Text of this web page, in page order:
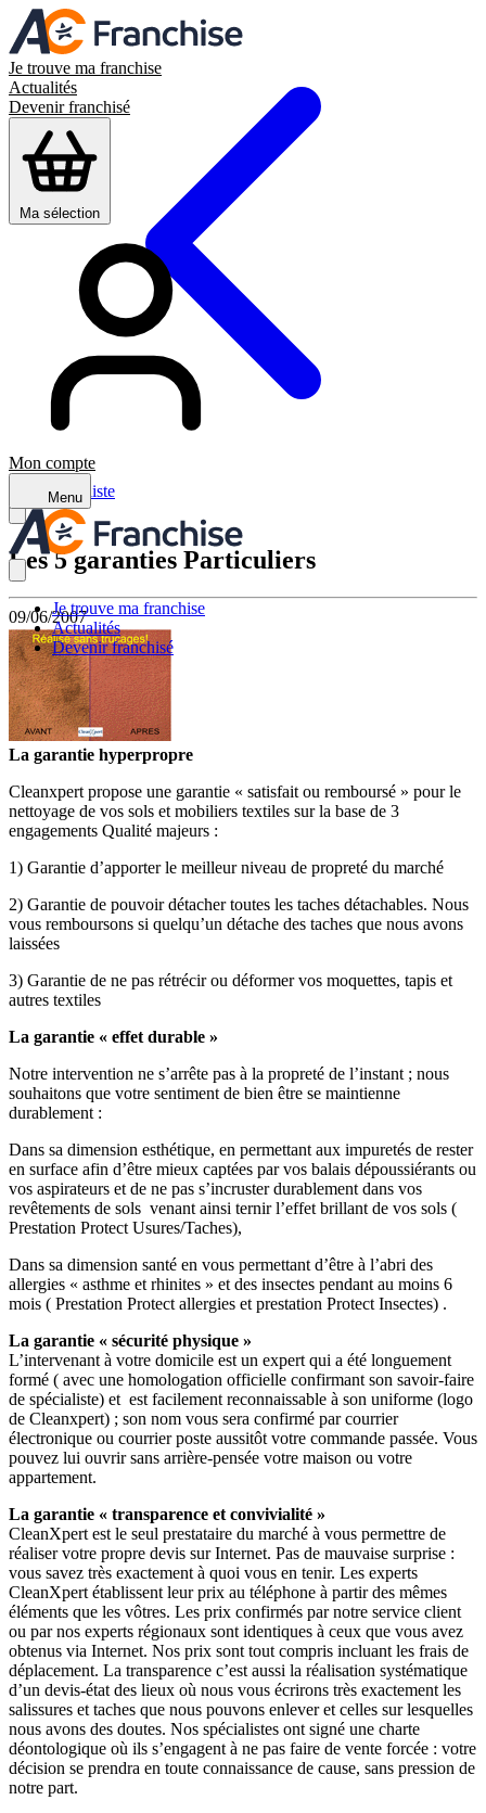
Je trouve ma franchise
Actualités
Devenir franchisé
Ma sélection
Mon compte
Menu
Je trouve ma franchise
Actualités
Devenir franchisé
Retour à la liste
Les 5 garanties Particuliers
09/06/2007
La garantie hyperpropre
Cleanxpert propose une garantie « satisfait ou remboursé » pour le
nettoyage de vos sols et mobiliers textiles sur la base de 3
engagements Qualité majeurs :
1) Garantie d’apporter le meilleur niveau de propreté du marché
2) Garantie de pouvoir détacher toutes les taches détachables. Nous
vous remboursons si quelqu’un détache des taches que nous avons
laissées
3) Garantie de ne pas rétrécir ou déformer vos moquettes, tapis et
autres textiles
La garantie « effet durable »
Notre intervention ne s’arrête pas à la propreté de l’instant ; nous
souhaitons que votre sentiment de bien être se maintienne
durablement :
Dans sa dimension esthétique, en permettant aux impuretés de rester
en surface afin d’être mieux captées par vos balais dépoussiérants ou
vos aspirateurs et de ne pas s’incruster durablement dans vos
revêtements de sols venant ainsi ternir l’effet brillant de vos sols (
Prestation Protect Usures/Taches),
Dans sa dimension santé en vous permettant d’être à l’abri des
allergies « asthme et rhinites » et des insectes pendant au moins 6
mois ( Prestation Protect allergies et prestation Protect Insectes) .
La garantie « sécurité physique »
L’intervenant à votre domicile est un expert qui a été longuement
formé ( avec une homologation officielle confirmant son savoir-faire
de spécialiste) et est facilement reconnaissable à son uniforme (logo
de Cleanxpert) ; son nom vous sera confirmé par courrier
électronique ou courrier poste aussitôt votre commande passée. Vous
pouvez lui ouvrir sans arrière-pensée votre maison ou votre
appartement.
La garantie « transparence et convivialité »
CleanXpert est le seul prestataire du marché à vous permettre de
réaliser votre propre devis sur Internet. Pas de mauvaise surprise :
vous savez très exactement à quoi vous en tenir. Les experts
CleanXpert établissent leur prix au téléphone à partir des mêmes
éléments que les vôtres. Les prix confirmés par notre service client
ou par nos experts régionaux sont identiques à ceux que vous avez
obtenus via Internet. Nos prix sont tout compris incluant les frais de
déplacement. La transparence c’est aussi la réalisation systématique
d’un devis-état des lieux où nous vous écrirons très exactement les
salissures et taches que nous pouvons enlever et celles sur lesquelles
nous avons des doutes. Nos spécialistes ont signé une charte
déontologique où ils s’engagent à ne pas faire de vente forcée : votre
décision se prendra en toute connaissance de cause, sans pression de
notre part.